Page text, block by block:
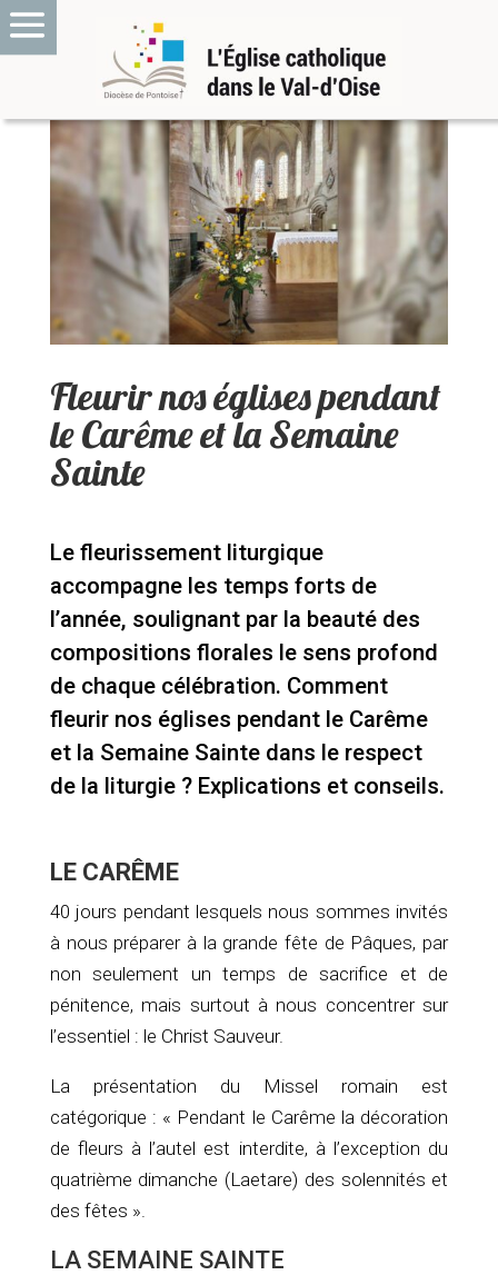
Fleurir nos églises pendant
le Carême et la Semaine
Sainte
Le fleurissement liturgique
accompagne les temps forts de
l’année, soulignant par la beauté des
compositions florales le sens profond
de chaque célébration. Comment
fleurir nos églises pendant le Carême
et la Semaine Sainte dans le respect
de la liturgie ? Explications et conseils.
LE CARÊME
40 jours pendant lesquels nous sommes invités
à nous préparer à la grande fête de Pâques, par
non seulement un temps de sacrifice et de
pénitence, mais surtout à nous concentrer sur
l’essentiel : le Christ Sauveur.
La présentation du Missel romain est
catégorique : « Pendant le Carême la décoration
de fleurs à l’autel est interdite, à l’exception du
quatrième dimanche (Laetare) des solennités et
des fêtes ».
LA SEMAINE SAINTE